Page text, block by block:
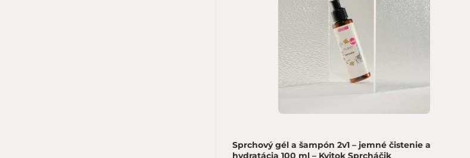
Sprchový gél a šampón 2v1 – jemné čistenie a
hydratácia 100 ml – Kvitok Sprcháčik